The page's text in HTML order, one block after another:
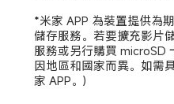
*米家 APP 為裝置提供為
儲存服務。若要擴充影片
服務或另行購買 microSD
因地區和國家而異。如需
家 APP。)